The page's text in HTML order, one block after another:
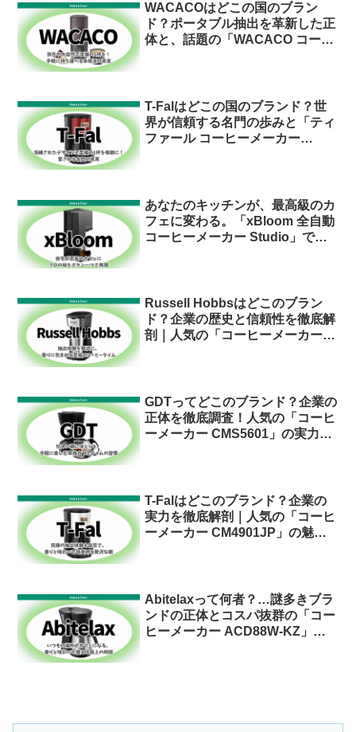
WACACOはどこの国のブラン
ド？ポータブル抽出を革新した正
体と、話題の「WACACO コーヒ
T-Falはどこの国のブランド？世
界が信頼する名門の歩みと「ティ
ファール コーヒーメーカー
あなたのキッチンが、最高級のカ
フェに変わる。「xBloom 全自動
コーヒーメーカー Studio」で実
Russell Hobbsはどこのブラン
ド？企業の歴史と信頼性を徹底解
剖｜人気の「コーヒーメーカー
GDTってどこのブランド？企業の
正体を徹底調査！人気の「コーヒ
ーメーカー CMS5601」の実力に
T-Falはどこのブランド？企業の
実力を徹底解剖｜人気の「コーヒ
ーメーカー CM4901JP」の魅力
Abitelaxって何者？…謎多きブラ
ンドの正体とコスパ抜群の「コー
ヒーメーカー ACD88W-KZ」を